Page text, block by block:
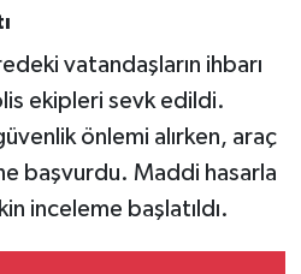
vatandaşların ihbarı
ekipleri sevk edildi.
önlemi alırken, araç
başvurdu. Maddi hasarla
inceleme başlatıldı.